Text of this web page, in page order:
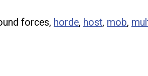
forces, horde, host, mob,